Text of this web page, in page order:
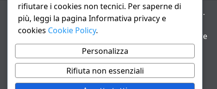
ANNO XXIII – Testata giornalistica reg. Trib. Milano n.
487 del 20/9/2002 – Dir. resp. Andrea Fiorini
Avviso IA: alcuni articoli di questo sito possono essere
realizzati con il supporto di sistemi di intelligenza
artificiale con supervisione e verifica di un redattore
Informativa privacy e cookie
rifiutare i cookies non tecnici. Per saperne di
più, leggi la pagina Informativa privacy e
cookies Cookie Policy.
Personalizza
Rifiuta non essenziali